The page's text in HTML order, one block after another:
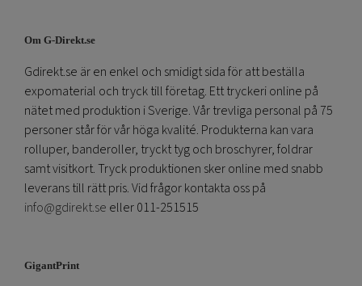
Om G-Direkt.se
Gdirekt.se är en enkel och smidigt sida för att beställa
expomaterial och tryck till företag. Ett tryckeri online på
nätet med produktion i Sverige. Vår trevliga personal på 75
personer står för vår höga kvalité. Produkterna kan vara
rolluper, banderoller, tryckt tyg och broschyrer, foldrar
samt visitkort. Tryck produktionen sker online med snabb
leverans till rätt pris. Vid frågor kontakta oss på
info@gdirekt.se eller 011-251515
GigantPrint